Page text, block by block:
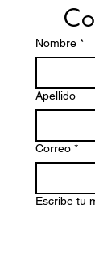
Nombre *
Apellido
Correo *
Escribe tu